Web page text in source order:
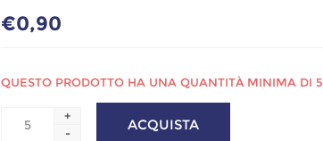
€0,90
QUESTO PRODOTTO HA UNA QUANTITÀ MINIMA DI 5
+
-